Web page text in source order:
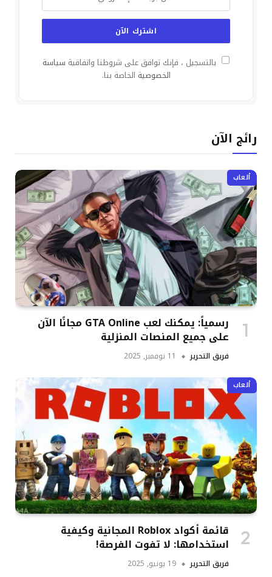
بالتسجيل ، فإنك توافق على شروطنا واتفاقية سياسة
الخصوصية الخاصة بنا.
رائج الآن
ألعاب
رسمياً: يمكنك لعب GTA Online مجانًا الآن
على جميع المنصات المنزلية
فريق التحرير 11 نوفمبر, 2025
ألعاب
قائمة أكواد Roblox المجانية وكيفية
استخدامها: لا تفوت الفرصة!
فريق التحرير 19 يونيو, 2025